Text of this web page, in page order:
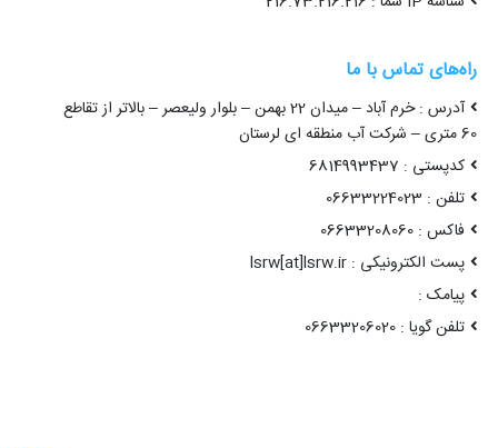
: خرم آباد – میدان 22 بهمن – بلوار ولیعصر – بالاتر از تقاطع